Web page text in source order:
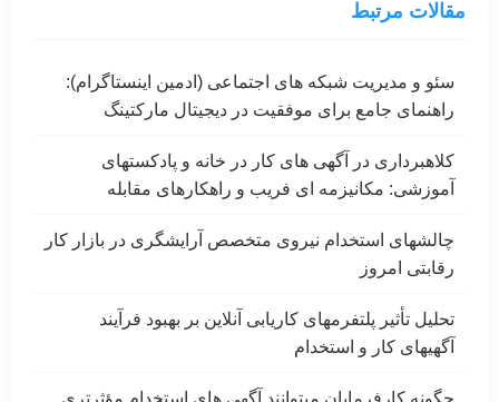
مقالات مرتبط
سئو و مدیریت شبکه های اجتماعی (ادمین اینستاگرام):
راهنمای جامع برای موفقیت در دیجیتال مارکتینگ
کلاهبرداری در آگهی های کار در خانه و پادکستهای
آموزشی: مکانیزمه ای فریب و راهکارهای مقابله
چالشهای استخدام نیروی متخصص آرایشگری در بازار کار
رقابتی امروز
تحلیل تأثیر پلتفرمهای کاریابی آنلاین بر بهبود فرآیند
آگهیهای کار و استخدام
چگونه کارفرمایان میتوانند آگهی های استخدام مؤثرتری